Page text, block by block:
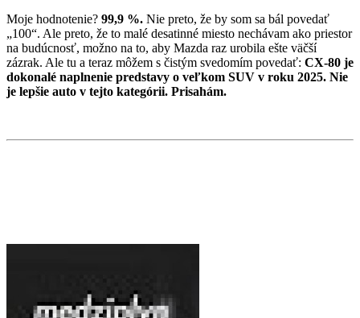
Moje hodnotenie? 99,9 %. Nie preto, že by som sa bál povedať
„100“. Ale preto, že to malé desatinné miesto nechávam ako priestor
na budúcnosť, možno na to, aby Mazda raz urobila ešte väčší
zázrak. Ale tu a teraz môžem s čistým svedomím povedať: CX-80 je
dokonalé naplnenie predstavy o veľkom SUV v roku 2025. Nie
je lepšie auto v tejto kategórii. Prisahám.